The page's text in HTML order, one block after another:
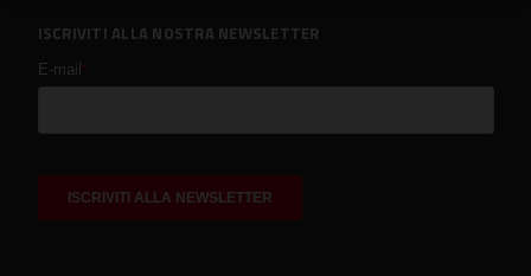
ISCRIVITI ALLA NOSTRA NEWSLETTER